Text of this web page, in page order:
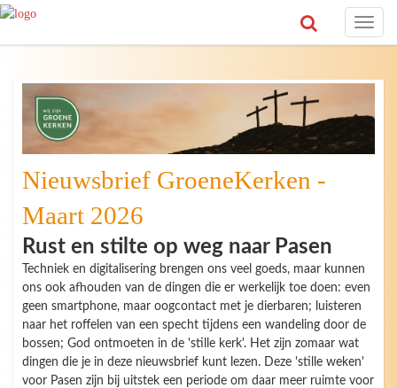
Toggle
Nieuwsbrief GroeneKerken -
Maart 2026
Rust en stilte op weg naar Pasen
Techniek en digitalisering brengen ons veel goeds, maar kunnen
ons ook afhouden van de dingen die er werkelijk toe doen: even
geen smartphone, maar oogcontact met je dierbaren; luisteren
naar het roffelen van een specht tijdens een wandeling door de
bossen; God ontmoeten in de 'stille kerk'. Het zijn zomaar wat
dingen die je in deze nieuwsbrief kunt lezen. Deze 'stille weken'
voor Pasen zijn bij uitstek een periode om daar meer ruimte voor